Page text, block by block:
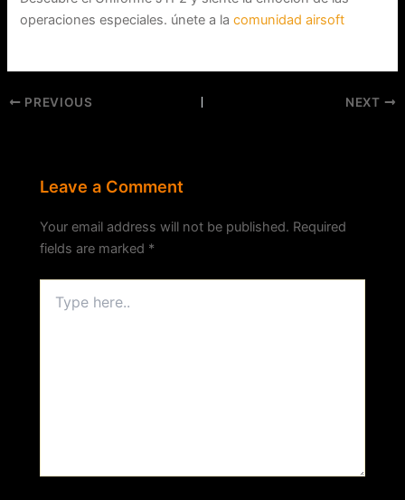
operaciones especiales. únete a lacomunidad airsoft
PREVIOUS NEXT
Leave a Comment
Your email address will not be published. Required
fields are marked *
here..